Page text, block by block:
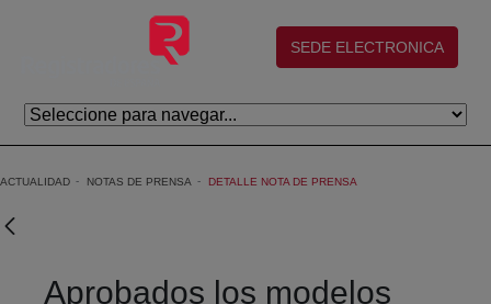
Eduki nagusira joan
(abre en nueva ventana)
SEDE ELECTRONICA
ACTUALIDAD NOTAS DE PRENSA DETALLE NOTA DE PRENSA
Aprobados los modelos